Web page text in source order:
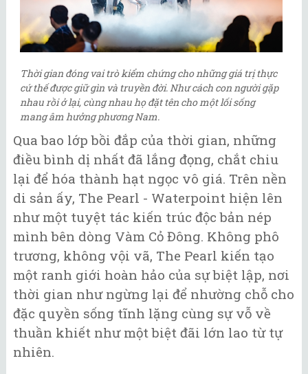
Thời gian đóng vai trò kiểm chứng cho những giá trị thực
cứ thế được giữ gìn và truyền đời. Như cách con người gặp
nhau rồi ở lại, cùng nhau họ đặt tên cho một lối sống
mang âm hưởng phương Nam.
Qua bao lớp bồi đắp của thời gian, những
điều bình dị nhất đã lắng đọng, chắt chiu
lại để hóa thành hạt ngọc vô giá. Trên nền
di sản ấy, The Pearl - Waterpoint hiện lên
như một tuyệt tác kiến trúc độc bản nép
mình bên dòng Vàm Cỏ Đông. Không phô
trương, không vội vã, The Pearl kiến tạo
một ranh giới hoàn hảo của sự biệt lập, nơi
thời gian như ngừng lại để nhường chỗ cho
đặc quyền sống tĩnh lặng cùng sự vỗ về
thuần khiết như một biệt đãi lớn lao từ tự
nhiên.